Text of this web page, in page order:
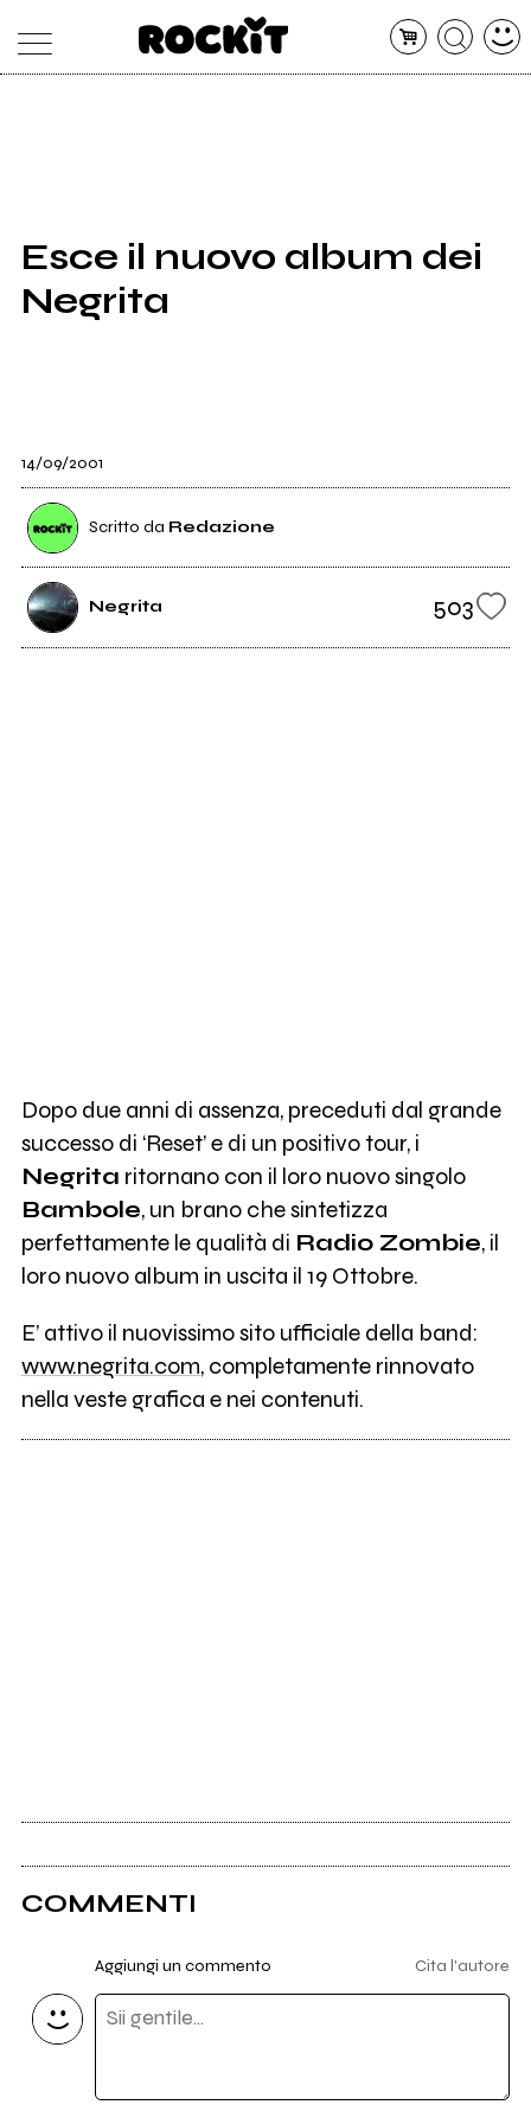
SHOP
RADIO
Esce il nuovo album dei
Negrita
14/09/2001
Scritto da Redazione
Negrita 503
Dopo due anni di assenza, preceduti dal grande
successo di ‘Reset’ e di un positivo tour, i
Negrita ritornano con il loro nuovo singolo
Bambole, un brano che sintetizza
perfettamente le qualità di Radio Zombie, il
loro nuovo album in uscita il 19 Ottobre.
E’ attivo il nuovissimo sito ufficiale della band:
www.negrita.com, completamente rinnovato
nella veste grafica e nei contenuti.
COMMENTI
Aggiungi un commento Cita l'autore